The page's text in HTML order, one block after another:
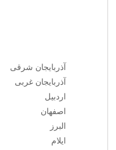
آذربایجان شرقی
آذربایجان غربی
اردبیل
اصفهان
البرز
ایلام